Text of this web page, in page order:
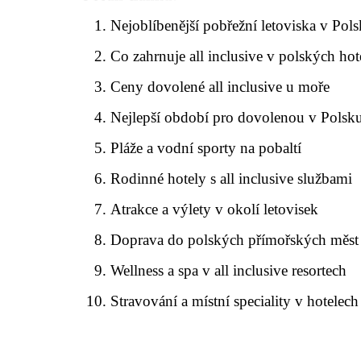
Nejoblíbenější pobřežní letoviska v
Co zahrnuje all inclusive v polských
Ceny dovolené all inclusive u moře
Nejlepší období pro dovolenou v Polsku
Pláže a vodní sporty na pobaltí
Rodinné hotely s all inclusive službami
Atrakce a výlety v okolí letovisek
Doprava do polských přímořských měst
Wellness a spa v all inclusive resortech
Stravování a místní speciality v hotelech